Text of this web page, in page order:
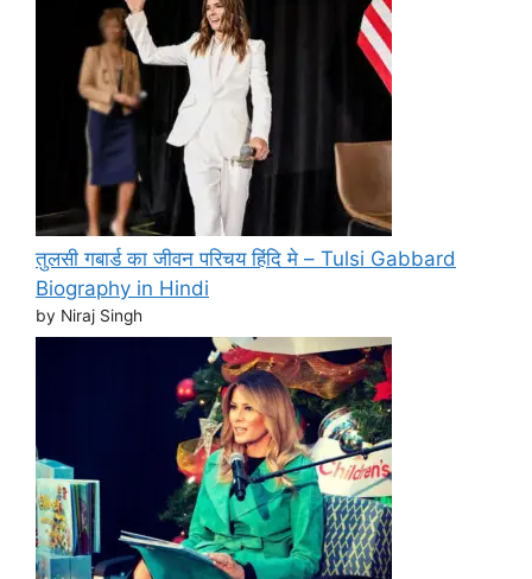
तुलसी गबार्ड का जीवन परिचय हिंदि मे – Tulsi Gabbard
Biography in Hindi
by Niraj Singh